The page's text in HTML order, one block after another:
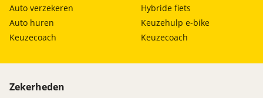
Auto verzekeren
Auto huren
Keuzecoach
Hybride fiets
Keuzehulp e-bike
Keuzecoach
Zekerheden